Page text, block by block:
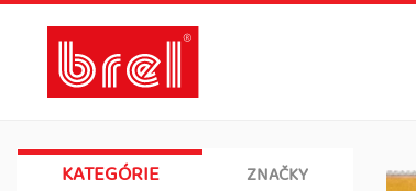
KATEGÓRIE ZNAČKY